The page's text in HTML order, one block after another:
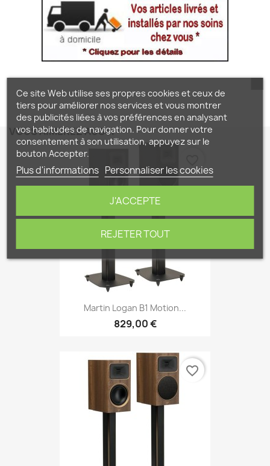
VOUS AIMEREZ AUSSI
Martin Logan B1 Motion...
829,00 €
favorite_border
Ce site Web utilise ses propres cookies et ceux de
tiers pour améliorer nos services et vous montrer
des publicités liées à vos préférences en analysant
vos habitudes de navigation. Pour donner votre
consentement à son utilisation, appuyez sur le
bouton Accepter.
Plus d'informations Personnaliser les cookies
REJETER TOUT
J'ACCEPTE